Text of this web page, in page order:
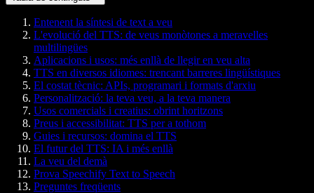
Entenent la síntesi de text a veu
L'evolució del TTS: de veus monòtones a meravelles
multilingües
Aplicacions i usos: més enllà de llegir en veu alta
TTS en diversos idiomes: trencant barreres lingüístiques
El costat tècnic: APIs, programari i formats d'arxiu
Personalització: la teva veu, a la teva manera
Usos comercials i creatius: obrint horitzons
Preus i accessibilitat: TTS per a tothom
Guies i recursos: domina el TTS
El futur del TTS: IA i més enllà
La veu del demà
Prova Speechify Text to Speech
Preguntes freqüents